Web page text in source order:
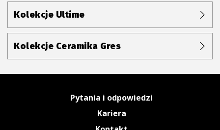
Kolekcje Ultime
Kolekcje Ceramika Gres
Pytania i odpowiedzi
Kariera